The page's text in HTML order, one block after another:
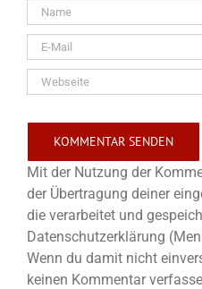
Mit der Nutzung der
der Übertragung deiner
die verarbeitet und
Datenschutzerklärung
Wenn du damit nicht
keinen Kommentar